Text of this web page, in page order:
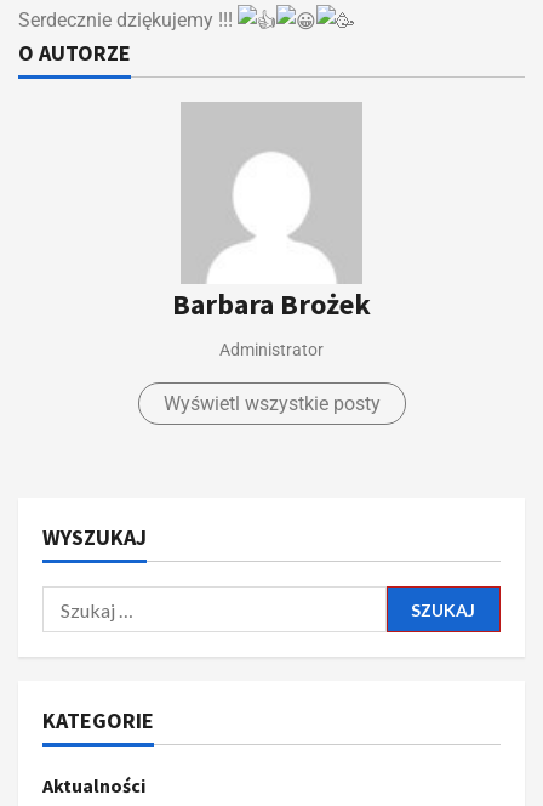
Serdecznie dziękujemy !!!
O AUTORZE
Barbara Brożek
Administrator
Wyświetl wszystkie posty
WYSZUKAJ
KATEGORIE
Aktualności